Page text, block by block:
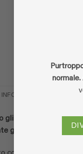
normale.
INFORMAZIONI AGGIUNTIVE
gli odori in macchina.
gli odori sgradevoli